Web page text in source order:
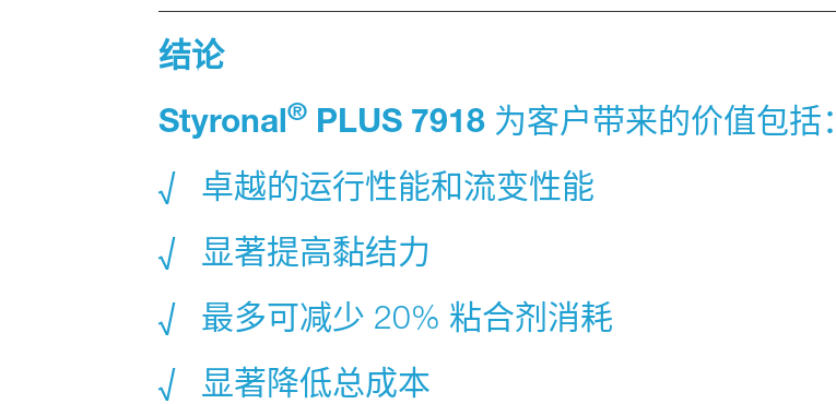
结论
Styronal®PLUS 7918为客户带来的价值包括：
√ 卓越的运行性能和流变性能
√ 显著提高黏结力
√ 最多可减少 20% 粘合剂消耗
√ 显著降低总成本